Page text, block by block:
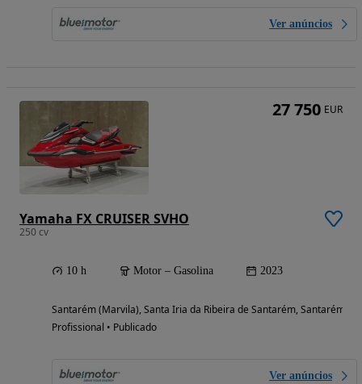
Ver anúncios
Yamaha FX CRUISER SVHO
250 cv
10 h Motor – Gasolina 2023
Santarém (Marvila), Santa Iria da Ribeira de Santarém, Santarém
Profissional • Publicado
Ver anúncios
27 750 EUR